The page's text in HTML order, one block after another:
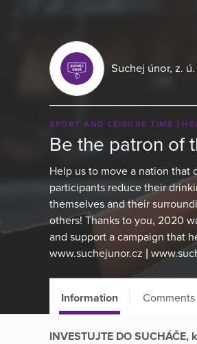
Suchej únor, z. ú.
SPORT AND LEISURE TIME
Be the patron of
Help us to move a nation that
participants reduce their
themselves and their
others! Thanks to you, 2020
and support a campaign that
www.suchejunor.cz |
Information Comments
INVESTUJTE DO